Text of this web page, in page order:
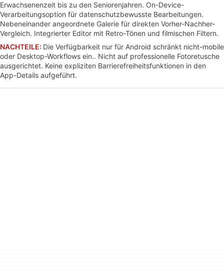
Erwachsenenzeit bis zu den Seniorenjahren. On-Device-
Verarbeitungsoption für datenschutzbewusste Bearbeitungen.
Nebeneinander angeordnete Galerie für direkten Vorher-Nachher-
Vergleich. Integrierter Editor mit Retro-Tönen und filmischen Filtern.
NACHTEILE: Die Verfügbarkeit nur für Android schränkt nicht-mobile
oder Desktop-Workflows ein.. Nicht auf professionelle Fotoretusche
ausgerichtet. Keine expliziten Barrierefreiheitsfunktionen in den
App-Details aufgeführt.